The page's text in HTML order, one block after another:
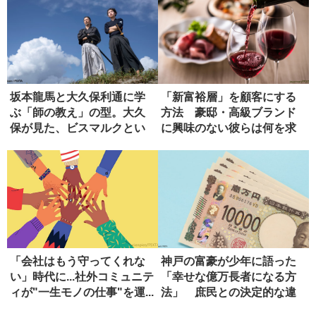
坂本龍馬と大久保利通に学
ぶ「師の教え」の型。大久
保が見た、ビスマルクとい
「新富裕層」を顧客にする
方法 豪邸・高級ブランド
に興味のない彼らは何を求
「会社はもう守ってくれな
い」時代に...社外コミュニテ
ィが"一生モノの仕事"を運...
神戸の富豪が少年に語った
「幸せな億万長者になる方
法」 庶民との決定的な違